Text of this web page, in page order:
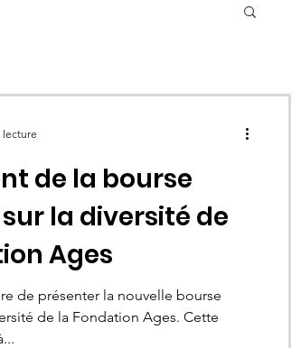
de la bourse
la diversité de
Ages
de présenter la nouvelle bourse
de la Fondation Ages. Cette
lecture